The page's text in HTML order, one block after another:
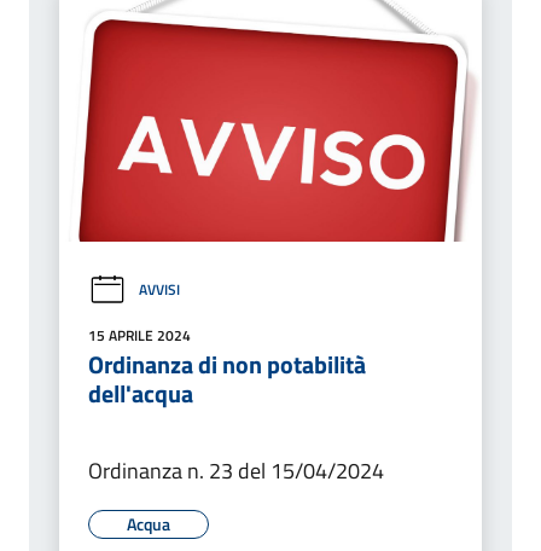
AVVISI
15 APRILE 2024
Ordinanza di non potabilità
dell'acqua
Ordinanza n. 23 del 15/04/2024
Acqua